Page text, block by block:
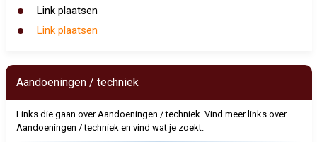
Link plaatsen
Link plaatsen
Aandoeningen / techniek
Links die gaan over Aandoeningen / techniek. Vind meer links over
Aandoeningen / techniek en vind wat je zoekt.